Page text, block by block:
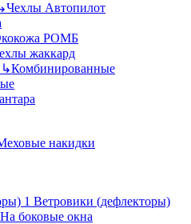
Чехлы Автопилот
РОМБ
жаккард
↳Комбинированные
накидки
Ветровики (дефлекторы)
На боковые окна